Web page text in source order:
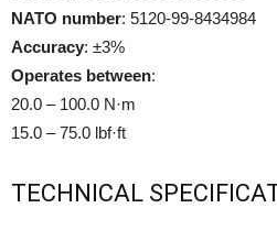
NATO number: 5120-99-8434984
Accuracy: ±3%
Operates between:
20.0 – 100.0 N·m
15.0 – 75.0 lbf·ft
TECHNICAL